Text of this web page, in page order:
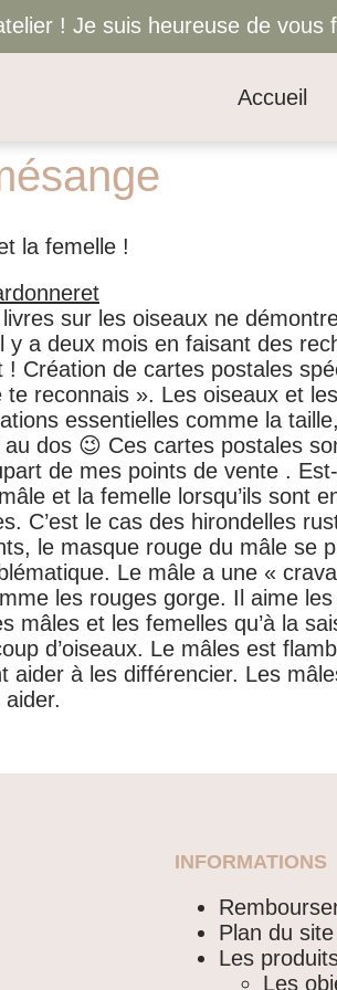
! Je suis heureuse de
Accueil
la femelle !
sur les oiseaux ne
y a deux mois en faisant des
! Création de cartes postales
reconnais ». Les oiseaux et
essentielles comme la
dos 😉 Ces cartes postales
de mes points de vente .
et la femelle lorsqu’ils sont
C’est le cas des hirondelles
le masque rouge du mâle
Le mâle a une «
les rouges gorge. Il aime
mâles et les femelles qu’à la
d’oiseaux. Le mâles est
aider à les différencier. Les
INFORMATIONS
Plan du site
Les
Les